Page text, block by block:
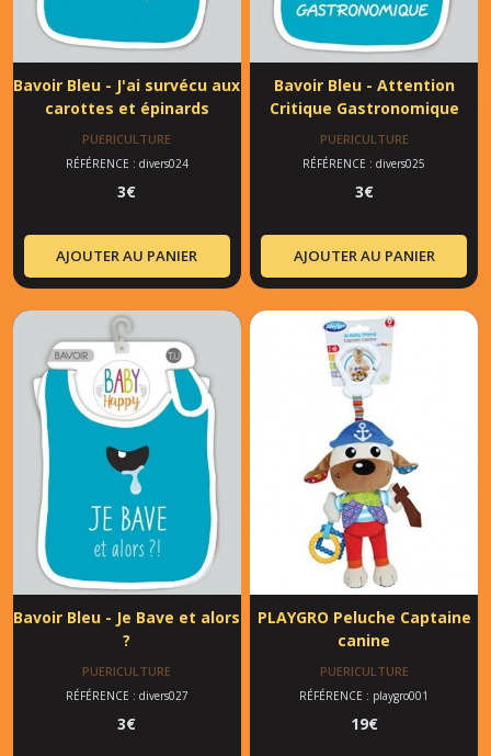
Bavoir Bleu - J'ai survécu aux
carottes et épinards
PUERICULTURE
RÉFÉRENCE : divers024
3€
AJOUTER AU PANIER
Bavoir Bleu - Attention
Critique Gastronomique
PUERICULTURE
RÉFÉRENCE : divers025
3€
AJOUTER AU PANIER
Bavoir Bleu - Je Bave et alors
?
PUERICULTURE
RÉFÉRENCE : divers027
3€
PLAYGRO Peluche Captaine
canine
PUERICULTURE
RÉFÉRENCE : playgro001
19€